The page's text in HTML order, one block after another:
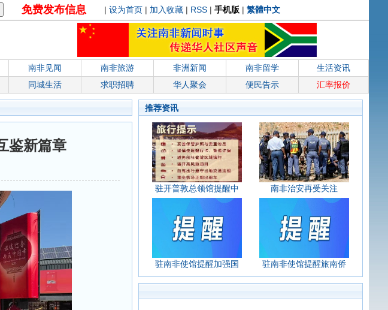
免费发布信息 | 设为首页 | 加入收藏 | RSS | 手机版 | 繁體中文
南非见闻 南非旅游 非洲新闻 南非留学
生活资讯
同城生活 求职招聘 华人聚会 便民告示 汇率报价
鉴新篇章
推荐资讯
驻开普敦总领馆提醒中 南非治安再受关注
驻南非使馆提醒加强国 驻南非使馆提醒旅南侨